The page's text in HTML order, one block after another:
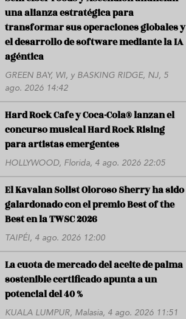
una alianza estratégica para
transformar sus operaciones globales y
el desarrollo de software mediante la IA
agéntica
GREEN BAY, WI, y BASKING RIDGE, NJ, 5
ago. 2026 14:42
Hard Rock Cafe y Coca-Cola® lanzan el
concurso musical Hard Rock Rising
para artistas emergentes
HOLLYWOOD, Florida, 4 ago. 2026 22:05
El Kavalan Solist Oloroso Sherry ha sido
galardonado con el premio Best of the
Best en la TWSC 2026
TAIPÉI, 4 ago. 2026 12:00
La cuota de mercado del aceite de palma
sostenible certificado apunta a un
potencial del 40 %
KUALA LUMPUR, Malasia, 4 ago. 2026 11:51